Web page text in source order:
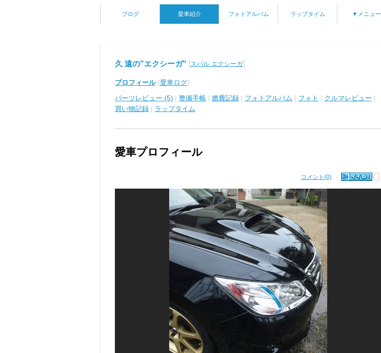
ブログ 愛車紹介 フォトアルバム ラップタイム ▼メニュー
久 遠の"エクシーガ" [スバル エクシーガ]
プロフィール(愛車ログ)
パーツレビュー (5) | 整備手帳 | 燃費記録 | フォトアルバム | フォト | クルマレビュー |
買い物記録 | ラップタイム
愛車プロフィール
コメント(0)